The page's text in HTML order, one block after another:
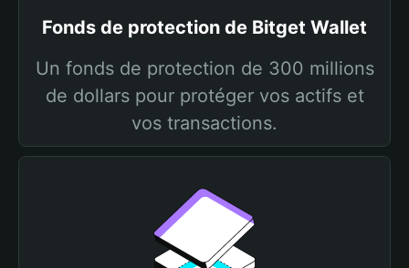
Fonds de protection de Bitget Wallet
Un fonds de protection de 300 millions
de dollars pour protéger vos actifs et
vos transactions.